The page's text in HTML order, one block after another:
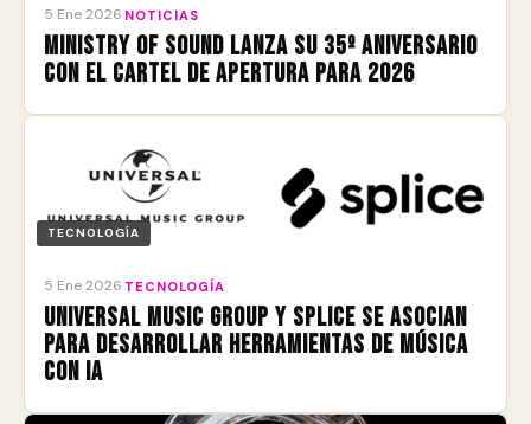
5 Ene 2026 NOTICIAS
Ministry of Sound lanza su 35º aniversario
con el cartel de apertura para 2026
TECNOLOGÍA
5 Ene 2026 TECNOLOGÍA
Universal Music Group y Splice se asocian
para desarrollar herramientas de música
con IA